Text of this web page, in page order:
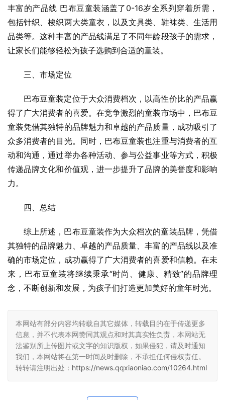
丰富的产品线 巴布豆童装涵盖了0-16岁全系列穿着所需，
包括针织、梭织两大类童衣，以及文具类、鞋袜类、生活用
品类等。这种丰富的产品线满足了不同年龄段孩子的需求，
让家长们能够轻松为孩子选购到合适的童装。
三、市场定位
巴布豆童装定位于大众消费档次，以高性价比的产品赢
得了广大消费者的喜爱。在竞争激烈的童装市场中，巴布豆
童装凭借其独特的品牌魅力和卓越的产品质量，成功吸引了
众多消费者的目光。同时，巴布豆童装也注重与消费者的互
动和沟通，通过举办各种活动、参与公益事业等方式，积极
传递品牌文化和价值观，进一步提升了品牌的美誉度和影响
力。
四、总结
综上所述，巴布豆童装作为大众档次的童装品牌，凭借
其独特的品牌魅力、卓越的产品质量、丰富的产品线以及准
确的市场定位，成功赢得了广大消费者的喜爱和信赖。在未
来，巴布豆童装将继续秉承“时尚、健康、精致”的品牌理
念，不断创新和发展，为孩子们打造更加美好的童年时光。
本网站有部分内容均转载自其它媒体，转载目的在于传递更多
信息，并不代表本网赞同其观点和对其真实性负责，本网站无
法鉴别所上传图片或文字的知识版权，如果侵犯，请及时通知
我们，本网站将在第一时间及时删除，不承担任何侵权责任。
转转请注明出处： https://news.qqxiaoniao.com/10264.html